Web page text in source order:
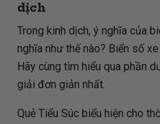
dịch
Trong kinh dịch, ý nghĩa của
nghĩa như thế nào? Biển số
Hãy cùng tìm hiểu qua phần
giải đơn giản nhất.
Quẻ Tiểu Súc biểu hiện cho